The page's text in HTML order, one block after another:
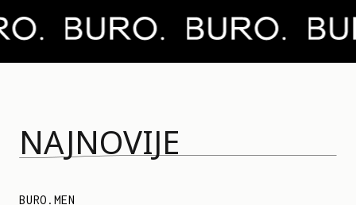
NAJNOVIJE
BURO.MEN